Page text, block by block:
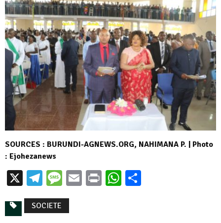
SOURCES : BURUNDI-AGNEWS.ORG, NAHIMANA P. | Photo
: Ejohezanews
X Telegram
Message
EmailPrintWhatsApp
SOCIETE